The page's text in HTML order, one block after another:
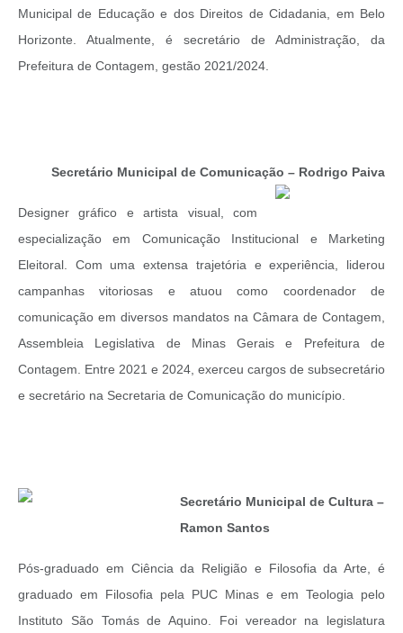
Municipal de Educação e dos Direitos de Cidadania, em Belo
Horizonte. Atualmente, é secretário de Administração, da
Prefeitura de Contagem, gestão 2021/2024.
Secretário Municipal de Comunicação – Rodrigo Paiva
Designer gráfico e artista visual, com
especialização em Comunicação Institucional e Marketing
Eleitoral. Com uma extensa trajetória e experiência, liderou
campanhas vitoriosas e atuou como coordenador de
comunicação em diversos mandatos na Câmara de Contagem,
Assembleia Legislativa de Minas Gerais e Prefeitura de
Contagem. Entre 2021 e 2024, exerceu cargos de subsecretário
e secretário na Secretaria de Comunicação do município.
Secretário Municipal de Cultura –
Ramon Santos
Pós-graduado em Ciência da Religião e Filosofia da Arte, é
graduado em Filosofia pela PUC Minas e em Teologia pelo
Instituto São Tomás de Aquino. Foi vereador na legislatura